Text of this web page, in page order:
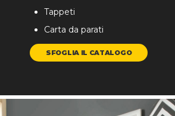
Tappeti
Carta da parati
SFOGLIA IL CATALOGO